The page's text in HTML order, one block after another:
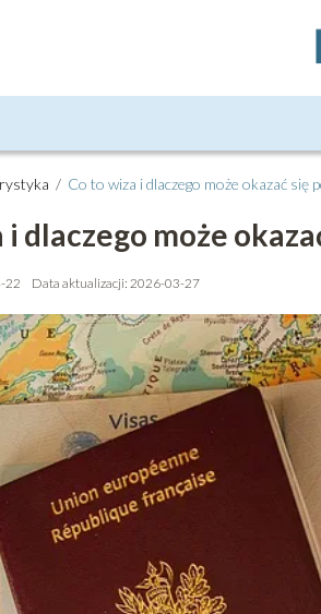
/ Co to wiza i dlaczego może okazać się
i dlaczego może
22 Data aktualizacji: 2026-03-27